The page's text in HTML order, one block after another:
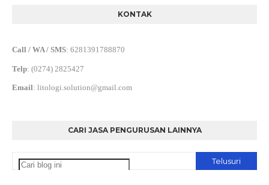
KONTAK
Call / WA / SMS: 6281391788870
Telp: (0274) 2825427
Email: litologi.solution@gmail.com
CARI JASA PENGURUSAN LAINNYA